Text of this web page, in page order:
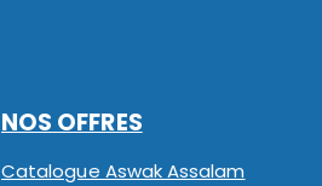
NOS OFFRES
Catalogue Aswak Assalam